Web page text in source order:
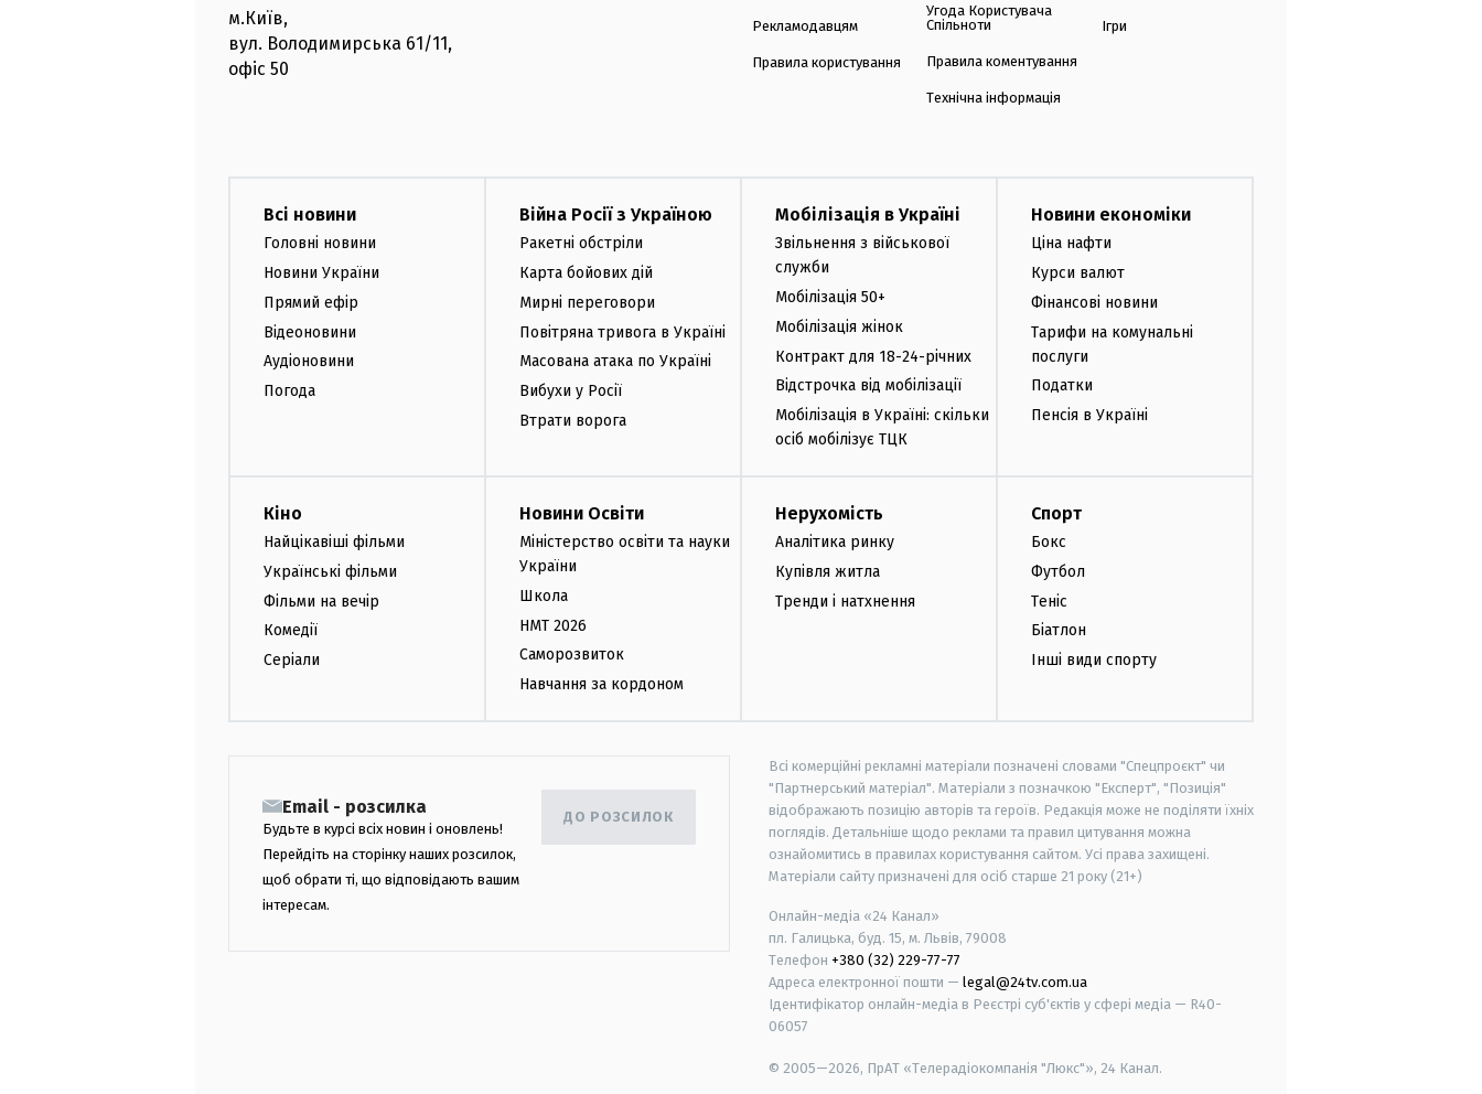
м.Київ,
вул. Володимирська 61/11,
офіс 50
Рекламодавцям
Правила користування
Угода Користувача
Спільноти
Правила коментування
Технічна інформація
Ігри
Всі новини
Головні новини
Новини України
Прямий ефір
Відеоновини
Аудіоновини
Погода
Війна Росії з Україною
Ракетні обстріли
Карта бойових дій
Мирні переговори
Повітряна тривога в Україні
Масована атака по Україні
Вибухи у Росії
Втрати ворога
Мобілізація в Україні
Звільнення з військової
служби
Мобілізація 50+
Мобілізація жінок
Контракт для 18-24-річних
Відстрочка від мобілізації
Мобілізація в Україні: скільки
осіб мобілізує ТЦК
Новини економіки
Ціна нафти
Курси валют
Фінансові новини
Тарифи на комунальні
послуги
Податки
Пенсія в Україні
Кіно
Найцікавіші фільми
Українські фільми
Фільми на вечір
Комедії
Серіали
Новини Освіти
Міністерство освіти та науки
України
Школа
НМТ 2026
Саморозвиток
Навчання за кордоном
Нерухомість
Аналітика ринку
Купівля житла
Тренди і натхнення
Спорт
Бокс
Футбол
Теніс
Біатлон
Інші види спорту
Email - розсилка
Будьте в курсі всіх новин і оновлень!
Перейдіть на сторінку наших розсилок,
щоб обрати ті, що відповідають вашим
інтересам.
ДО РОЗСИЛОК
Всі комерційні рекламні матеріали позначені словами "Спецпроєкт" чи
"Партнерський матеріал". Матеріали з позначкою "Експерт", "Позиція"
відображають позицію авторів та героїв. Редакція може не поділяти їхніх
поглядів. Детальніше щодо реклами та правил цитування можна
ознайомитись в правилах користування сайтом. Усі права захищені.
Матеріали сайту призначені для осіб старше 21 року (21+)
Онлайн-медіа «24 Канал»
пл. Галицька, буд. 15, м. Львів, 79008
Телефон +380 (32) 229-77-77
Адреса електронної пошти — legal@24tv.com.ua
Ідентифікатор онлайн-медіа в Реєстрі суб'єктів у сфері медіа — R40-
06057
© 2005—2026, ПрАТ «Телерадіокомпанія "Люкс"», 24 Канал.